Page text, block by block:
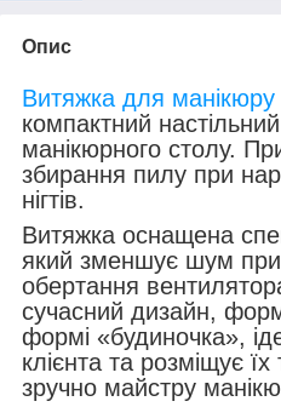
Опис
Витяжка для манікюру
компактний
манікюрного столу.
збирання пилу при
нігтів.
Витяжка оснащена
який зменшує шум
обертання
сучасний дизайн,
формі «будиночка»,
клієнта та розміщує
зручно майстру